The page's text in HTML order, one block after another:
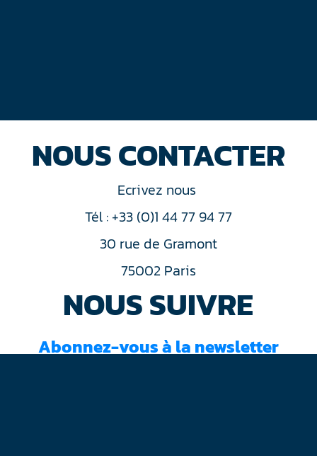
NOUS CONTACTER
Ecrivez nous
Tél : +33 (0)1 44 77 94 77
30 rue de Gramont
75002 Paris
NOUS SUIVRE
Abonnez-vous à la newsletter